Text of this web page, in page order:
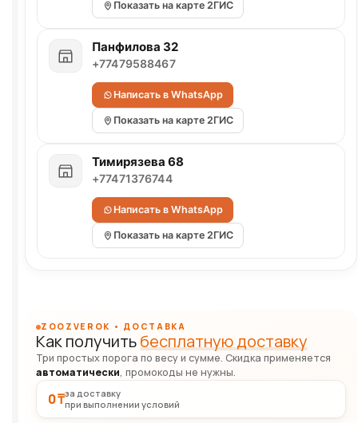
Показать на карте 2ГИС
Панфилова 32
+77479588467
Написать в WhatsApp
Показать на карте 2ГИС
Тимирязева 68
+77471376744
Написать в WhatsApp
Показать на карте 2ГИС
ZOOZVEROK • ДОСТАВКА
Как получитьбесплатную доставку
Три простых порога по весу и сумме. Скидка применяется
автоматически, промокоды не нужны.
0 ₸за доставку
при выполнении условий